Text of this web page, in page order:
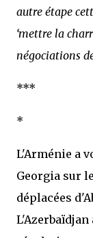
autre étape
‘mettre la
négociations
***
*
L'Arménie a
Georgia sur
déplacées
L'Azerbaïdjan